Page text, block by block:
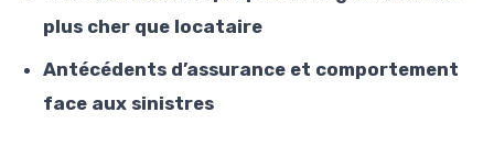
plus cher que locataire
Antécédents d’assurance et comportement
face aux sinistres